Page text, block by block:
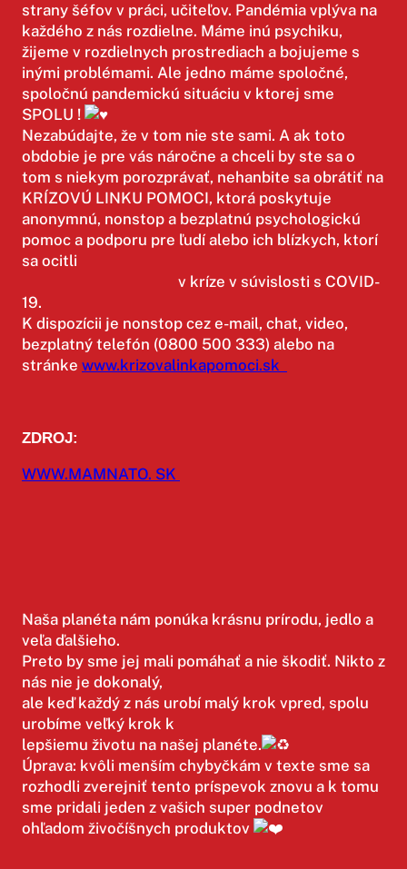
strany šéfov v práci, učiteľov.⁣ Pandémia vplýva na
každého z nás rozdielne. Máme inú psychiku,
žijeme v rozdielnych prostrediach a bojujeme s
inými problémami. Ale jedno máme spoločné,
spoločnú pandemickú situáciu v ktorej sme
SPOLU !
Nezabúdajte, že v tom nie ste sami. A ak toto
obdobie je pre vás náročne a chceli by ste sa o
tom s niekym porozprávať, nehanbite sa obrátiť na
KRÍZOVÚ LINKU POMOCI, ktorá poskytuje
anonymnú, nonstop a bezplatnú psychologickú
pomoc a podporu pre ľudí alebo ich blízkych, ktorí
sa ocitli
v kríze v súvislosti s COVID-
19.⁣
⁣K dispozícii je nonstop cez e-mail, chat, video,
bezplatný telefón (0800 500 333) alebo na
stránke www.krizovalinkapomoci.sk
ZDROJ:
WWW.MAMNATO. SK
Naša planéta nám ponúka krásnu prírodu, jedlo a
veľa ďalšieho.
Preto by sme jej mali pomáhať a nie škodiť. Nikto z
nás nie je dokonalý,
ale keď každý z nás urobí malý krok vpred, spolu
urobíme veľký krok k
lepšiemu životu na našej planéte.
Úprava: kvôli menším chybyčkám v texte sme sa
rozhodli zverejniť tento príspevok znovu a k tomu
sme pridali jeden z vašich super podnetov
ohľadom živočíšnych produktov